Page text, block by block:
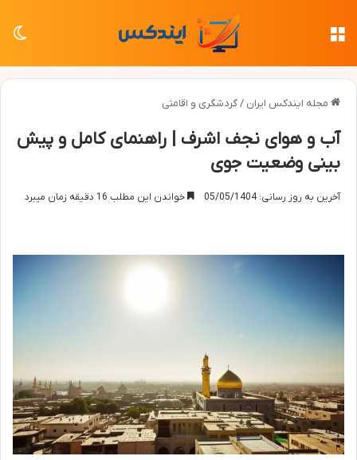
مجله ایندکس ایران /گردشگری و اقامتی
آب و هوای نجف اشرف | راهنمای کامل و پیش
بینی وضعیت جوی
آخرین به روز رسانی: 05/05/1404 خواندن این مطلب 16 دقیقه زمان میبرد